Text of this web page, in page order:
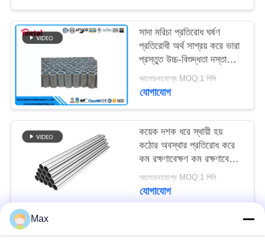
সাদা মরিচা প্রতিরোধ ঘর্ষণ
প্রতিরোধী অর্থ সাশ্রয় করে ভারা
প্রস্তুত উচ্চ-বিশুদ্ধতা দস্তা
বিভিন্ন দৈর্ঘ্য
আলোচনাযোগ্য MOQ:1 পিসি
যোগাযোগ
কয়েক দশক ধরে স্থায়ী হয়
কঠোর অবস্থার প্রতিরোধ করে
কম রক্ষণাবেক্ষণ কম রক্ষণাবেক্ষণ
উচ্চ বিশুদ্ধতা জিংক বিস্তৃত
আকারের
আলোচনাযোগ্য MOQ:1 পিসি
যোগাযোগ
Max